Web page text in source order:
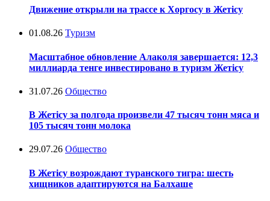
Движение открыли на трассе к Хоргосу в Жетісу
01.08.26 Туризм
Масштабное обновление Алаколя завершается: 12,3
миллиарда тенге инвестировано в туризм Жетісу
31.07.26 Общество
В Жетісу за полгода произвели 47 тысяч тонн мяса и
105 тысяч тонн молока
29.07.26 Общество
В Жетісу возрождают туранского тигра: шесть
хищников адаптируются на Балхаше